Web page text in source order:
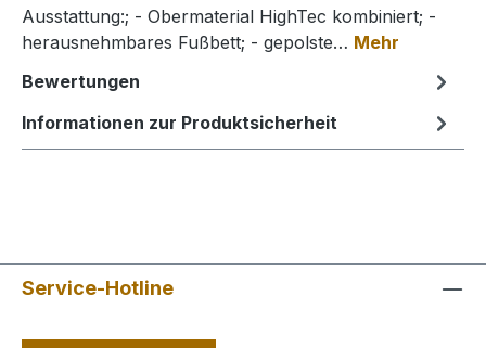
Ausstattung:; - Obermaterial HighTec kombiniert; -
herausnehmbares Fußbett; - gepolste… Mehr
Bewertungen
Informationen zur Produktsicherheit
Service-Hotline